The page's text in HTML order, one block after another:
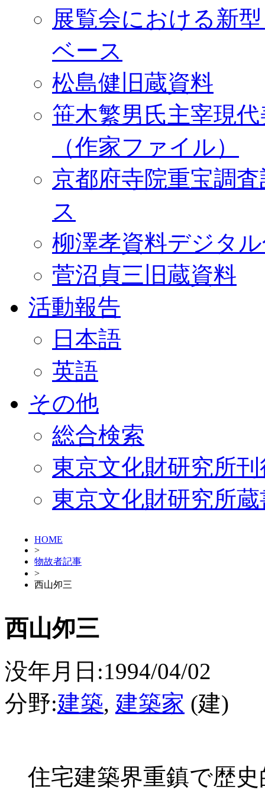
展覧会における新
ベース
松島健旧蔵資料
笹木繁男氏主宰現
（作家ファイル）
京都府寺院重宝調
ス
柳澤孝資料デジタ
菅沼貞三旧蔵資料
活動報告
日本語
英語
その他
総合検索
東京文化財研究所
東京文化財研究所
HOME
>
物故者記事
>
西山夘三
西山夘三
没年月日:1994/04/02
分野:建築, 建築家 (建)
住宅建築界重鎮で歴史